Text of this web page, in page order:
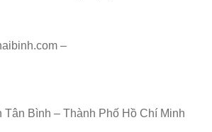
–
Bình – Thành Phố Hồ Chí Minh